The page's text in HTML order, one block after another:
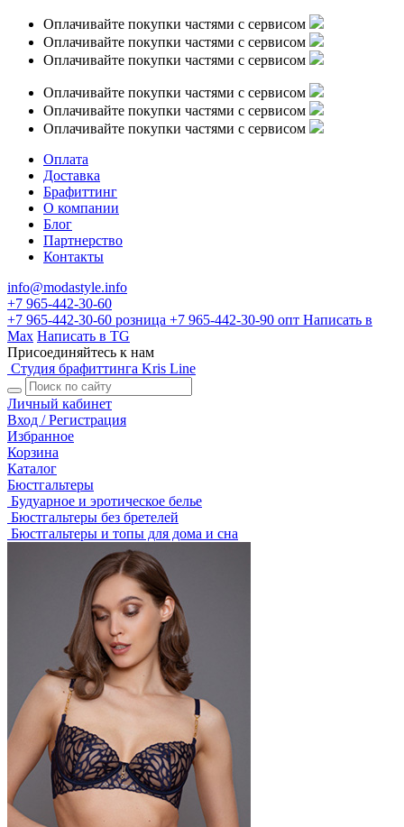
Оплачивайте покупки частями с сервисом
Оплачивайте покупки частями с сервисом
Оплачивайте покупки частями с сервисом
Оплачивайте покупки частями с сервисом
Оплачивайте покупки частями с сервисом
Оплачивайте покупки частями с сервисом
Оплата
Доставка
Брафиттинг
О компании
Блог
Партнерство
Контакты
info@modastyle.info
+7 965-442-30-60
+7 965-442-30-60 розница +7 965-442-30-90 опт Написать в
Max Написать в TG
Присоединяйтесь к нам
Студия брафиттинга Kris Line
Личный кабинет
Вход / Регистрация
Избранное
Корзина
Каталог
Бюстгальтеры
Будуарное и эротическое белье
Бюстгальтеры без бретелей
Бюстгальтеры и топы для дома и сна